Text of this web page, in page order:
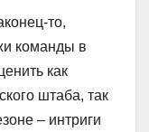
то,
команды в
как
штаба, так
– интриги